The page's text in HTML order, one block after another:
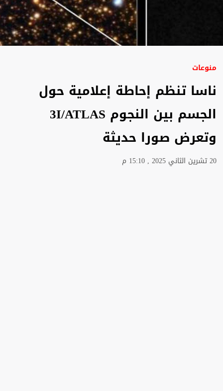
منوعات
ناسا تنظم إحاطة إعلامية حول
الجسم بين النجوم 3I/ATLAS
وتعرض صورا حديثة
20 تشرين الثاني 2025 , 15:10 م